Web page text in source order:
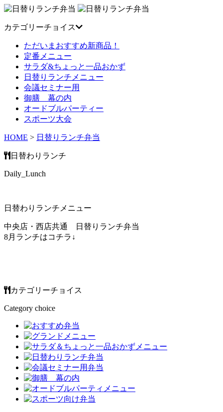
カテゴリーチョイス
ただいまおすすめ新商品！
定番メニュー
サラダ&ちょっと一品おかず
日替りランチメニュー
会議セミナー用
御膳 幕の内
オードブルパーティー
スポーツ大会
HOME > 日替りランチ弁当
日替わりランチ
Daily_Lunch
日替わりランチメニュー
中央店・西店共通 日替りランチ弁当
8月ランチはコチラ↓
カテゴリーチョイス
Category choice